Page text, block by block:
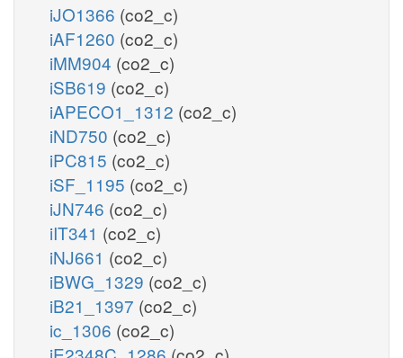
iJO1366 (co2_c)
iAF1260 (co2_c)
iMM904 (co2_c)
iSB619 (co2_c)
iAPECO1_1312 (co2_c)
iND750 (co2_c)
iPC815 (co2_c)
iSF_1195 (co2_c)
iJN746 (co2_c)
iIT341 (co2_c)
iNJ661 (co2_c)
iBWG_1329 (co2_c)
iB21_1397 (co2_c)
ic_1306 (co2_c)